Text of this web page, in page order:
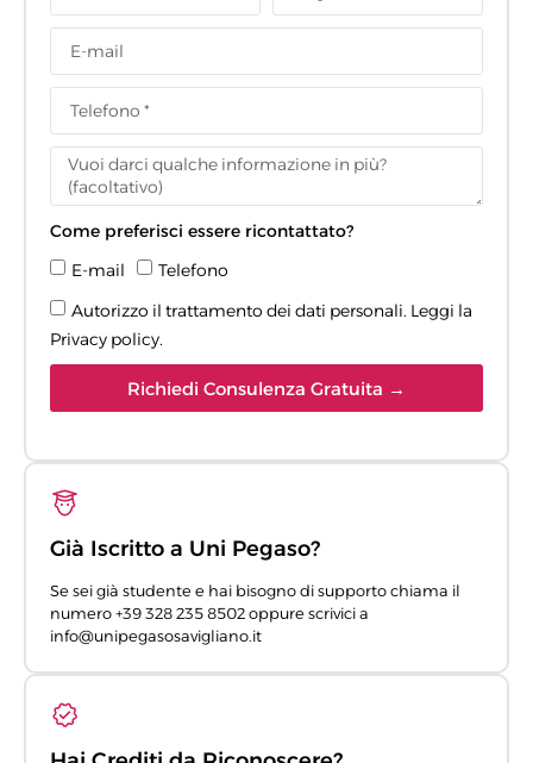
Come preferisci essere ricontattato?
E-mail
Telefono
Autorizzo il trattamento dei dati personali. Leggi la
Privacy policy.
Richiedi Consulenza Gratuita →
Già Iscritto a Uni Pegaso?
Se sei già studente e hai bisogno di supporto chiama il
numero +39 328 235 8502 oppure scrivici a
info@unipegasosavigliano.it